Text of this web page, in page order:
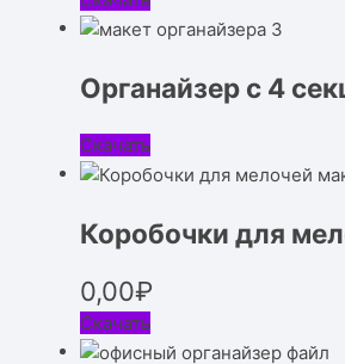
Органайзер с 4
Скачать
Коробочки для
0,00₽
Скачать